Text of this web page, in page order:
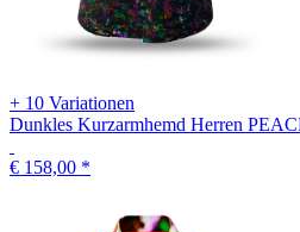
+ 10 Variationen
Dunkles Kurzarmhemd Herren
€ 158,00 *